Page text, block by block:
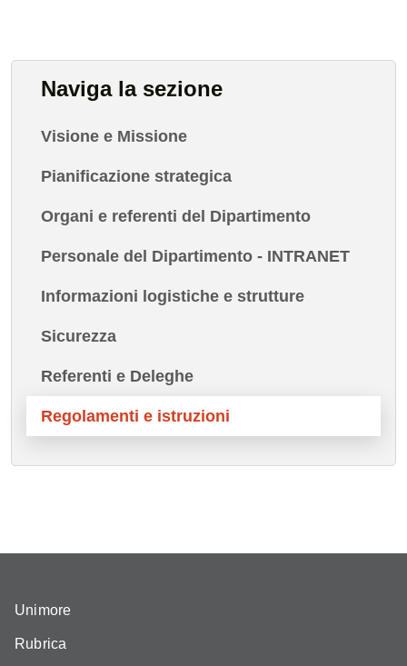
Naviga la sezione
Visione e Missione
Pianificazione strategica
Organi e referenti del Dipartimento
Personale del Dipartimento - INTRANET
Informazioni logistiche e strutture
Sicurezza
Referenti e Deleghe
Regolamenti e istruzioni
Unimore
Rubrica